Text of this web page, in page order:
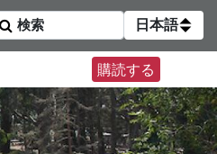
日本語
購読する